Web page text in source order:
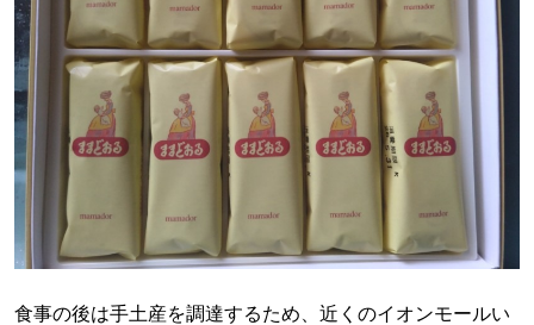
食事の後は手土産を調達するため、近くのイオンモールい